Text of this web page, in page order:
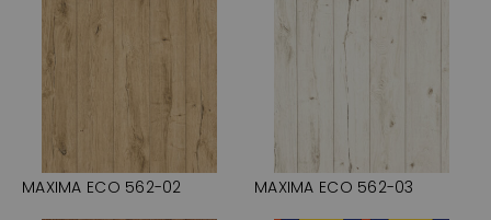
MAXIMA ECO 562-02 MAXIMA ECO 562-03